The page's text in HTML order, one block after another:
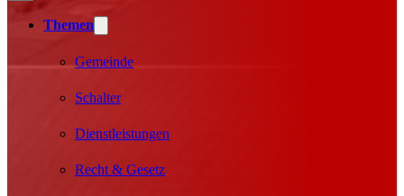
Themen
Gemeinde
Schalter
Dienstleistungen
Recht & Gesetz